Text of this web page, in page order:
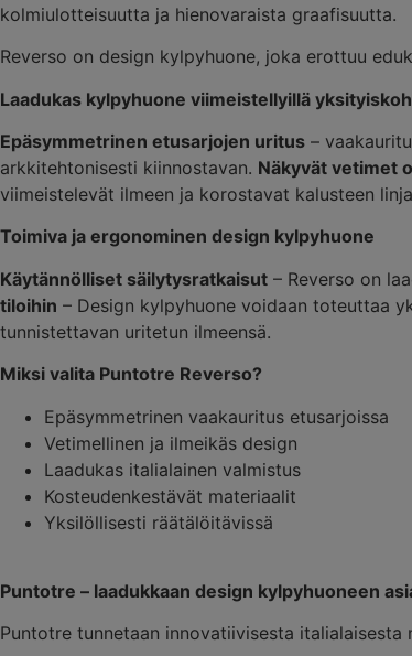
kolmiulotteisuutta ja hienovaraista graafisuutta.
Reverso on design kylpyhuone, joka erottuu
Laadukas kylpyhuone viimeistellyillä
Epäsymmetrinen etusarjojen uritus –
arkkitehtonisesti kiinnostavan. Näkyvät vetimet
viimeistelevät ilmeen ja korostavat kalusteen
Toimiva ja ergonominen design kylpyhuone
Käytännölliset säilytysratkaisut – Reverso on
tiloihin – Design kylpyhuone voidaan toteuttaa
tunnistettavan uritetun ilmeensä.
Miksi valita Puntotre Reverso?
Epäsymmetrinen vaakauritus etusarjoissa
Vetimellinen ja ilmeikäs design
Laadukas italialainen valmistus
Kosteudenkestävät materiaalit
Yksilöllisesti räätälöitävissä
Puntotre – laadukkaan design kylpyhuoneen
Puntotre tunnetaan innovatiivisesta